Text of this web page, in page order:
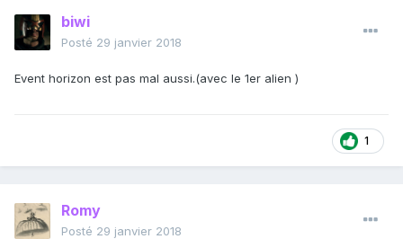
biwi
Posté 29 janvier 2018
Event horizon est pas mal aussi.(avec le 1er alien )
1
Romy
Posté 29 janvier 2018